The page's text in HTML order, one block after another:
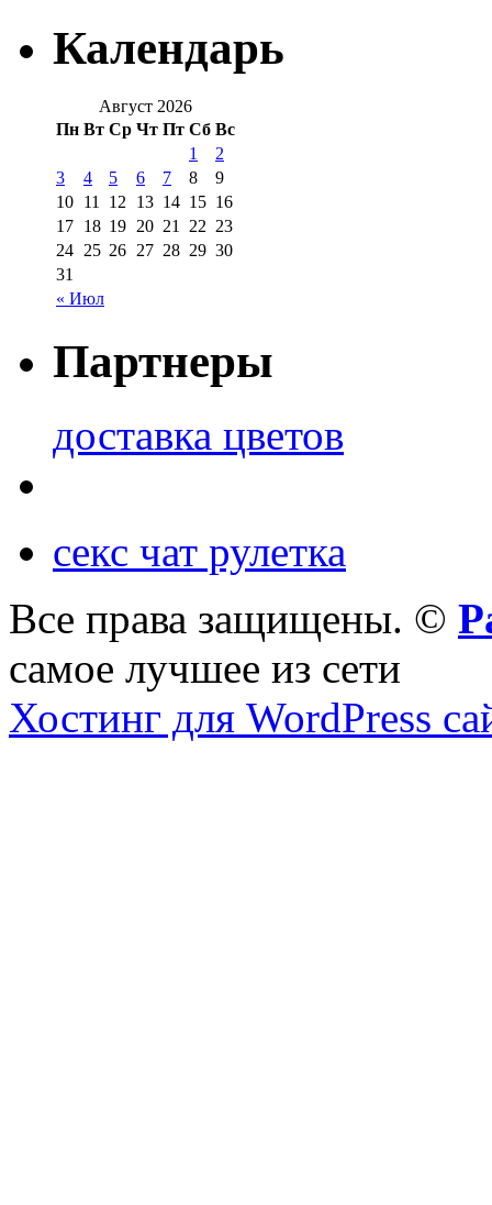
Календарь
Август 2026
Пн Вт Ср Чт Пт Сб Вс
« Июл
1
2
3
4 5 6 7 8
9
10 11 12 13 14 15 16
17 18 19 20 21 22 23
24 25 26 27 28 29 30
31
Партнеры
доставка цветов
секс чат рулетка
Все права защищены. ©
самое лучшее из сети
Хостинг для WordPress